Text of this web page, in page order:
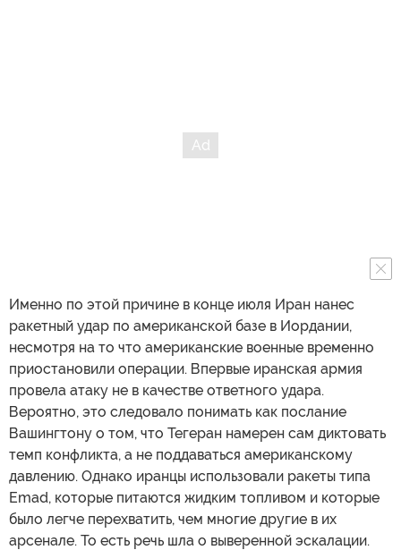
Именно по этой причине в конце июля Иран нанес
ракетный удар по американской базе в Иордании,
несмотря на то что американские военные временно
приостановили операции. Впервые иранская армия
провела атаку не в качестве ответного удара.
Вероятно, это следовало понимать как послание
Вашингтону о том, что Тегеран намерен сам диктовать
темп конфликта, а не поддаваться американскому
давлению. Однако иранцы использовали ракеты типа
Emad, которые питаются жидким топливом и которые
было легче перехватить, чем многие другие в их
арсенале. То есть речь шла о выверенной эскалации.